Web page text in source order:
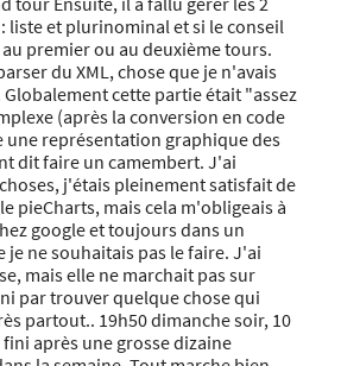
liste et plurinominal et si le conseil
premier ou au deuxième tours.
du XML, chose que je n'avais
Globalement cette partie était "assez
(après la conversion en code
une représentation graphique des
dit faire un camembert. J'ai
j'étais pleinement satisfait de
pieCharts, mais cela m'obligeais à
google et toujours dans un
je ne souhaitais pas le faire. J'ai
mais elle ne marchait pas sur
par trouver quelque chose qui
partout.. 19h50 dimanche soir, 10
après une grosse dizaine